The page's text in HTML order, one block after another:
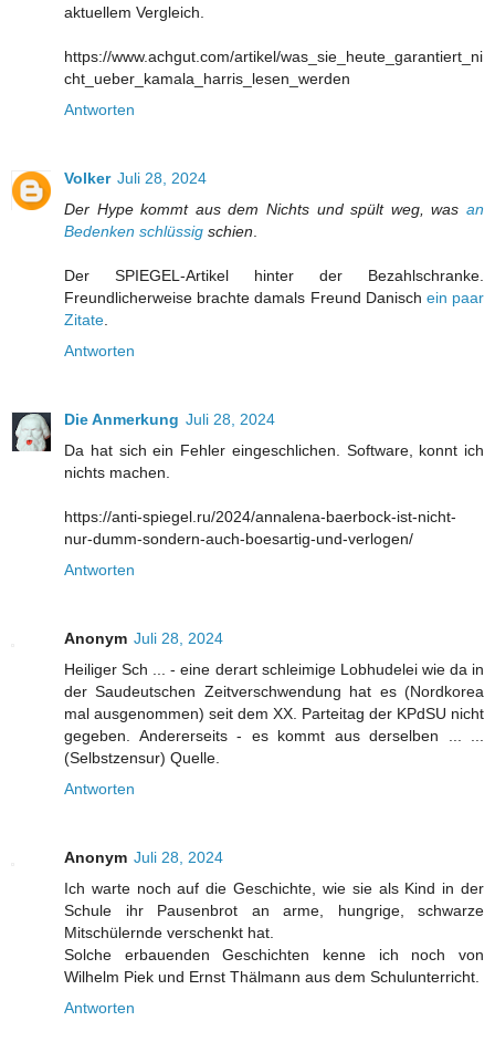
aktuellem Vergleich
https://www.achgut.com/artikel/was_sie_heute_garantiert_ni
cht_ueber_kamala_harris_lesen_werden
Antworten
Volker Juli 28, 2024
Der Hype kommt aus dem Nichts und spült weg, was an
Bedenken schlüssig schien
Der SPIEGEL-Artikel hinter der Bezahlschranke.
Freundlicherweise brachte damals Freund Danisch ein paar
Zitate
Antworten
Die Anmerkung Juli 28, 2024
Da hat sich ein Fehler eingeschlichen. Software, konnt ich
nichts machen.
https://anti-spiegel.ru/2024/annalena-baerbock-ist-nicht-
nur-dumm-sondern-auch-boesartig-und-verlogen/
Antworten
Anonym Juli 28, 2024
Heiliger Sch ... - eine derart schleimige Lobhudelei wie da in
der Saudeutschen Zeitverschwendung hat es (Nordkorea
mal ausgenommen) seit dem XX. Parteitag der KPdSU nicht
gegeben. Andererseits - es kommt aus derselben ... ...
(Selbstzensur) Quelle.
Antworten
Anonym Juli 28, 2024
Ich warte noch auf die Geschichte, wie sie als Kind in der
Schule ihr Pausenbrot an arme, hungrige, schwarze
Mitschülernde verschenkt hat.
Solche erbauenden Geschichten kenne ich noch von
Wilhelm Piek und Ernst Thälmann aus dem Schulunterricht.
Antworten